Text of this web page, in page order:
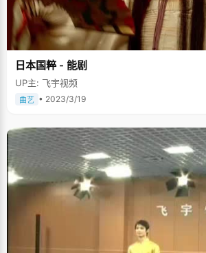
日本国粹 - 能剧
UP主: 飞宇视频
曲艺 • 2023/3/19